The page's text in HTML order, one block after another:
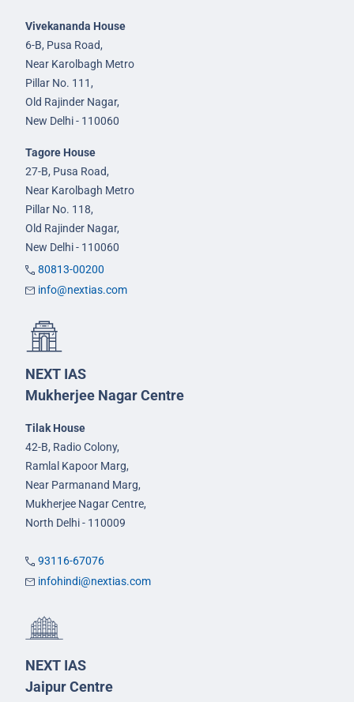
Vivekananda House
6-B, Pusa Road,
Near Karolbagh Metro
Pillar No. 111,
Old Rajinder Nagar,
New Delhi - 110060
Tagore House
27-B, Pusa Road,
Near Karolbagh Metro
Pillar No. 118,
Old Rajinder Nagar,
New Delhi - 110060
80813-00200
info@nextias.com
NEXT IAS
Mukherjee Nagar Centre
Tilak House
42-B, Radio Colony,
Ramlal Kapoor Marg,
Near Parmanand Marg,
Mukherjee Nagar Centre,
North Delhi - 110009
93116-67076
infohindi@nextias.com
NEXT IAS
Jaipur Centre